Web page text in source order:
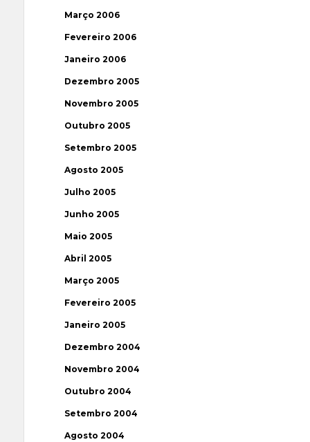
Março 2006
Fevereiro 2006
Janeiro 2006
Dezembro 2005
Novembro 2005
Outubro 2005
Setembro 2005
Agosto 2005
Julho 2005
Junho 2005
Maio 2005
Abril 2005
Março 2005
Fevereiro 2005
Janeiro 2005
Dezembro 2004
Novembro 2004
Outubro 2004
Setembro 2004
Agosto 2004